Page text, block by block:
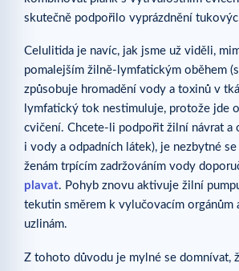
skutečně podpořilo vyprázdnění
Celulitida je navíc, jak jsme už viděli,
pomalejším žilně-lymfatickým oběhem
způsobuje hromadění vody a toxinů v
lymfatický tok nestimuluje, protože jde
cvičení. Chcete-li podpořit žilní návrat a
i vody a odpadních látek), je nezbytné
ženám trpícím zadržováním vody
plavat. Pohyb znovu aktivuje žilní
tekutin směrem k vylučovacím orgánům
uzlinám.
Z tohoto důvodu je mylné se domnívat,